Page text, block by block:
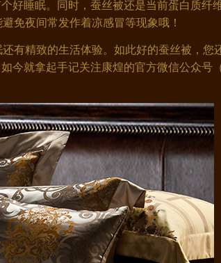
好睡眠。同时，蚕丝被还是当前蛋白质纤
免夜间常发作着凉感冒等现象哦！
有精致的生活体验。如此好的蚕丝被，您
今就拿起手记关注康煌的官方微信公众号